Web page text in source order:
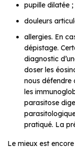
pupille dilatée ;
douleurs
allergies. En
dépistage.
diagnostic
doser les
nous défendre
les
parasitose
pratiqué. La
Le mieux est